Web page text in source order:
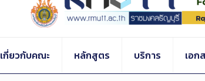
เกี่ยวกับคณะ หลักสูตร บริการ เอก